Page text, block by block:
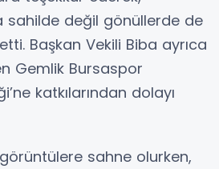
sahilde değil gönüllerde de
Başkan Vekili Biba ayrıca
Gemlik Bursaspor
katkılarından dolayı
sahne olurken,